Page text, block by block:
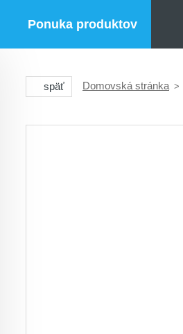
Ponuka produktov
späť Domovská stránka